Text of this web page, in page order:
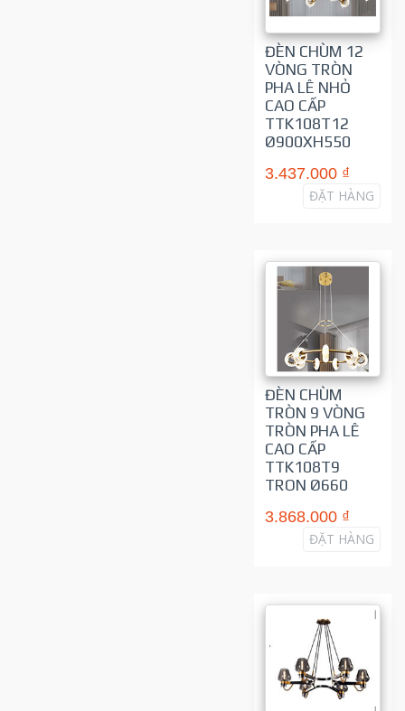
ĐÈN CHÙM 12
VÒNG TRÒN
PHA LÊ NHỎ
CAO CẤP
TTK108T12
Ø900XH550
3.437.000 ₫
ĐẶT HÀNG
ĐÈN CHÙM
TRÒN 9 VÒNG
TRÒN PHA LÊ
CAO CẤP
TTK108T9
TRON Ø660
3.868.000 ₫
ĐẶT HÀNG